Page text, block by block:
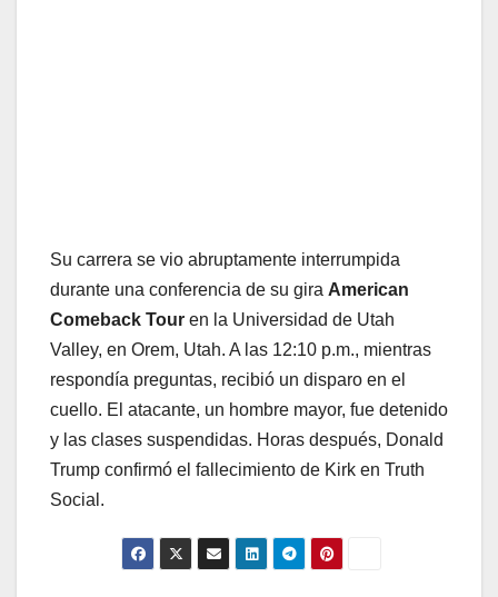
Su carrera se vio abruptamente interrumpida
durante una conferencia de su gira American
Comeback Tour en la Universidad de Utah
Valley, en Orem, Utah. A las 12:10 p.m., mientras
respondía preguntas, recibió un disparo en el
cuello. El atacante, un hombre mayor, fue detenido
y las clases suspendidas. Horas después, Donald
Trump confirmó el fallecimiento de Kirk en Truth
Social.